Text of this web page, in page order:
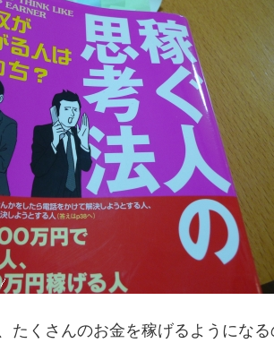
たくさんのお金を稼げるようにな